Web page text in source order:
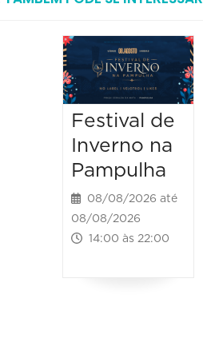
Festival de
Inverno na
Pampulha
08/08/2026 até
08/08/2026
14:00 às 22:00